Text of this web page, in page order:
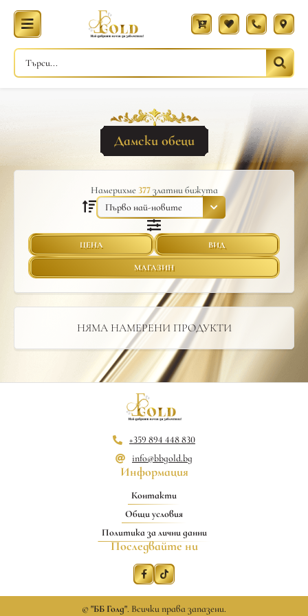
Дамски обеци
Намерихме 377златни бижута
ЦЕНА ВИД
МАГАЗИН
НЯМА НАМЕРЕНИ ПРОДУКТИ
+359 894 448 830
info@bbgold.bg
Информация
Контакти
Общи условия
Политика за лични данни
Последвайте ни
©"ББ Голд". Всички права запазени.